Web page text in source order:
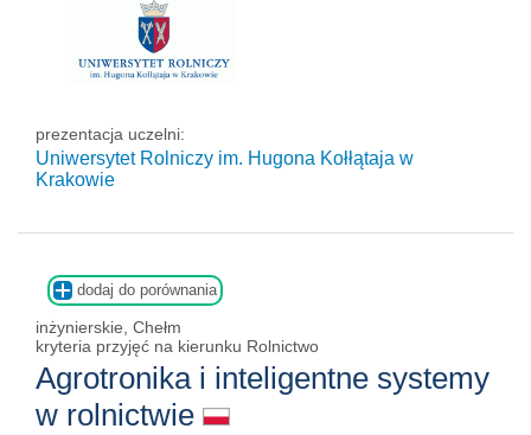
prezentacja uczelni:
Uniwersytet Rolniczy im. Hugona Kołłątaja w
Krakowie
dodaj do porównania
inżynierskie, Chełm
kryteria przyjęć na kierunku Rolnictwo
Agrotronika i inteligentne systemy
w rolnictwie